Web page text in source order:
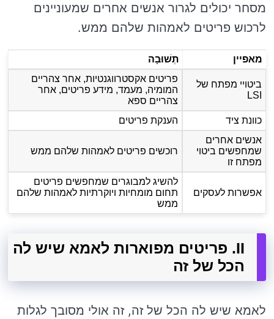
מסחר יכולים לגרור אנשים אחרים שמעוניינים
לרכוש פריטים לאמהות שלהם ממש.
מאפיין תְשׁוּבָה
ביטויי מפתח של
LSI
פריטים אקסטרווגנטיות, אחר צהריים
המומיה, מעמד, מידע פריטים, אחר
צהריים ספא
כוונת ציד
הענקת פריטים
אנשים אחרים
שמחפשים ביטוי
מפתח זו
רוכשים פריטים לאמהות שלהם ממש
אפשרות לעסקים
להשיג למבוגרים שמחפשים פריטים
תחום מומחיות ויוקרתיות לאמהות שלהם
ממש
II. פריטים מפוארות לאמא שיש לה
הכל של זה
לאמא שיש לה הכל של זה, זה אולי מסובך לגלות